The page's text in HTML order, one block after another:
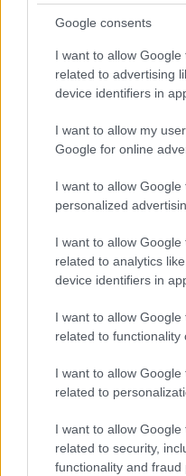
Google consents
I want to allow
related to advertising
device identifiers in
I want to allow my
Google for online
I want to allow Google
personalized
I want to allow
related to analytics
device identifiers in
I want to allow
related to functionality
I want to allow
related to
I want to allow
related to security,
functionality and
In questi Paesi si sta
dell’app nei portafogli
Leyen ha auspicato
membri adottino
. La
source permette
sviluppare soluzioni
Von der Leyen ha
ai genitori crescere i
online”. Ha inoltre
Europeo sta
uniformi per
Paesi, come il Regno
già adottato o stanno
compresi tra i 13 e i